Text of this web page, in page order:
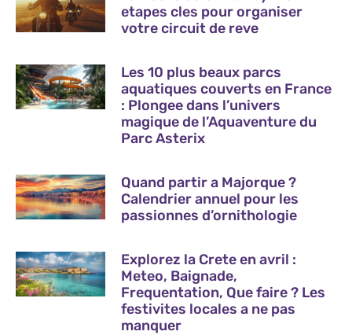
etapes cles pour organiser
votre circuit de reve
Les 10 plus beaux parcs
aquatiques couverts en France
: Plongee dans l’univers
magique de l’Aquaventure du
Parc Asterix
Quand partir a Majorque ?
Calendrier annuel pour les
passionnes d’ornithologie
Explorez la Crete en avril :
Meteo, Baignade,
Frequentation, Que faire ? Les
festivites locales a ne pas
manquer